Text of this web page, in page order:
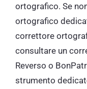
ortografico. Se
ortografico
correttore
consultare un
Reverso o
strumento